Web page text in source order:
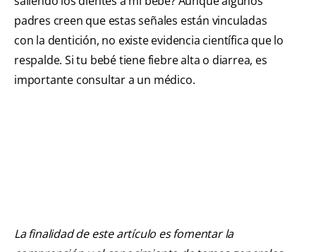
padres creen que estas señales están vinculadas
con la dentición, no existe evidencia científica que lo
respalde. Si tu bebé tiene fiebre alta o diarrea, es
importante consultar a un médico.
La finalidad de este artículo es fomentar la